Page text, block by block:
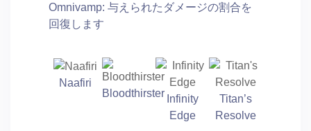
Omnivamp: 与えられたダメージの割合を
回復します
Naafiri
Bloodthirster Infinity
Edge
Titan’s
Resolve